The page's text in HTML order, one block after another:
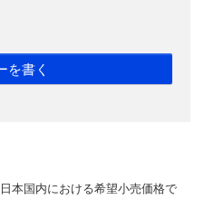
を書く
本国内における希望小売価格で